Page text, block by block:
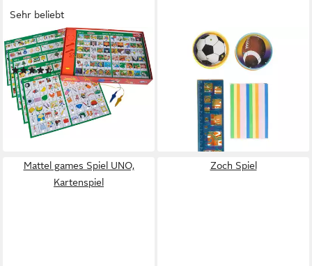
Sehr beliebt
NORIS
Spiel Kinder Electric
(87)
ab 13,37 € UVP18,99 €
-30%
lieferbar - in 1-2 Werktagen bei dir
Spielesammlung Partyspaß
Set mit 14 Artikeln, (4x
Geduldspiele, 6x Notizblöcke,
4x Lineale) Mitgebsel
ab 2,99 €
leider ausverkauft
Mattel games Spiel UNO,
Kartenspiel
Zoch Spiel